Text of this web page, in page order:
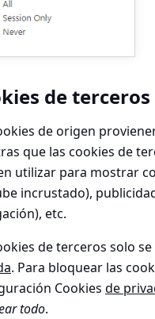
de terceros
de origen
que las cookies de
utilizar para mostrar
incrustado),
etc.
de terceros solo
. Para bloquear las
Cookies de
todo.